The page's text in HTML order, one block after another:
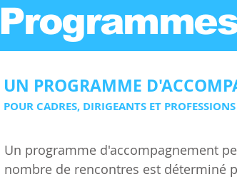
UN PROGRAMME
POUR CADRES, DIRIGEANTS ET
Un programme d'accompagnement
nombre de rencontres est déterminé